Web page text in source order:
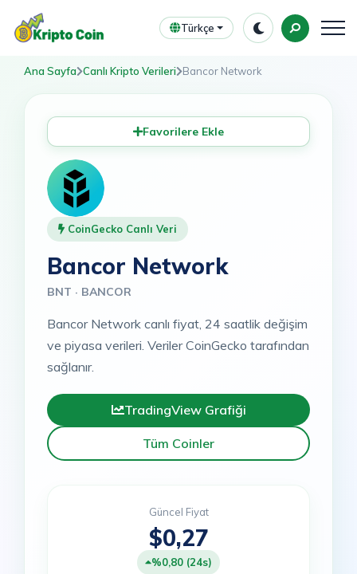
Türkçe
Ana Sayfa Canlı Kripto Verileri Bancor Network
Favorilere Ekle
CoinGecko Canlı Veri
Bancor Network
BNT · BANCOR
Bancor Network canlı fiyat, 24 saatlik değişim
ve piyasa verileri. Veriler CoinGecko tarafından
sağlanır.
TradingView Grafiği
Tüm Coinler
Güncel Fiyat
$0,27
%0,80 (24s)